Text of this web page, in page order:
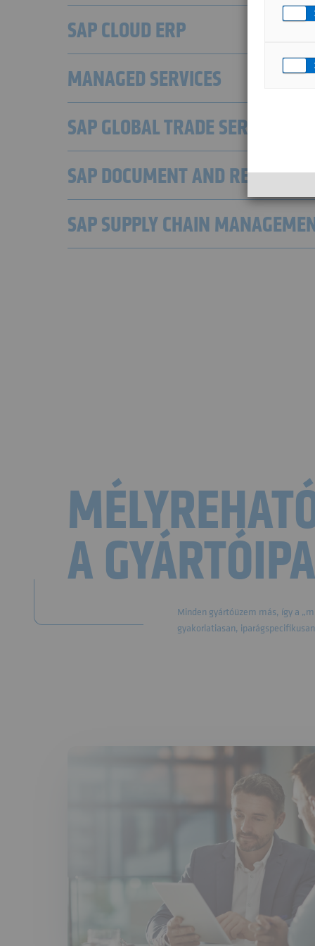
SAP CLOUD ERP
MANAGED SERVICES
SAP GLOBAL TRADE SERVICES
SAP DOCUMENT AND
SAP SUPPLY CHAIN
A
Minden gyártóüzem más, így a
gyakorlatiasan,